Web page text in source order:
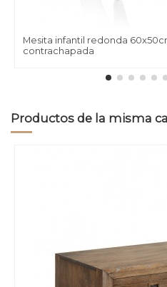
Mesita infantil redonda
contrachapada
Productos de la misma